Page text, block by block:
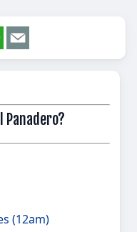
Panadero?
(12am)